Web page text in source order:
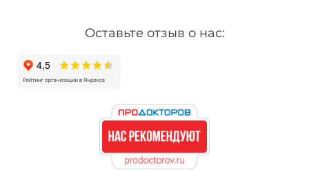
Оставьте отзыв о нас: